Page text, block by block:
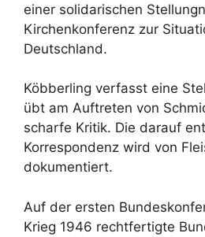
einer solidarischen
Kirchenkonferenz zur
Deutschland.
Köbberling verfasst eine
übt am Auftreten von
scharfe Kritik. Die darauf
Korrespondenz wird von
dokumentiert.
Auf der ersten
Krieg 1946 rechtfertigte